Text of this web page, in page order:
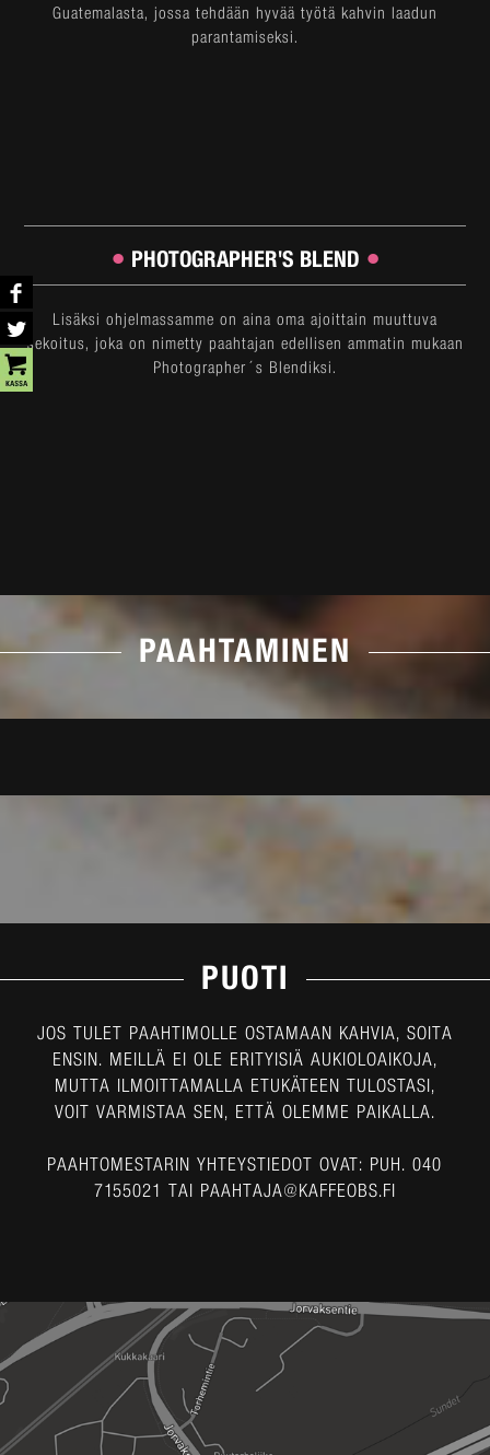
Guatemalasta, jossa tehdään hyvää työtä kahvin laadun
parantamiseksi.
• PHOTOGRAPHER'S BLEND •
Lisäksi ohjelmassamme on aina oma ajoittain muuttuva
sekoitus, joka on nimetty paahtajan edellisen ammatin mukaan
Photographer´s Blendiksi.
PAAHTAMINEN
PUOTI
JOS TULET PAAHTIMOLLE OSTAMAAN KAHVIA, SOITA
ENSIN. MEILLÄ EI OLE ERITYISIÄ AUKIOLOAIKOJA,
MUTTA ILMOITTAMALLA ETUKÄTEEN TULOSTASI,
VOIT VARMISTAA SEN, ETTÄ OLEMME PAIKALLA.
PAAHTOMESTARIN YHTEYSTIEDOT OVAT: PUH. 040
7155021 TAI PAAHTAJA@KAFFEOBS.FI